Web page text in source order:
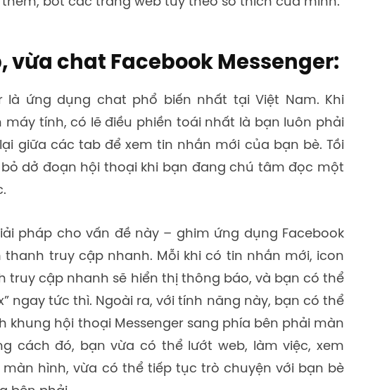
vừa chat Facebook Messenger:
là ứng dụng chat phổ biến nhất tại Việt Nam. Khi
máy tính, có lẽ điều phiền toái nhất là bạn luôn phải
giữa các tab để xem tin nhắn mới của bạn bè. Tồi
dở đoạn hội thoại khi bạn đang chú tâm đọc một
pháp cho vấn đề này – ghim ứng dụng Facebook
thanh truy cập nhanh. Mỗi khi có tin nhắn mới, icon
truy cập nhanh sẽ hiển thị thông báo, và bạn có thể
ngay tức thì. Ngoài ra, với tính năng này, bạn có thể
khung hội thoại Messenger sang phía bên phải màn
cách đó, bạn vừa có thể lướt web, làm việc, xem
hình, vừa có thể tiếp tục trò chuyện với bạn bè